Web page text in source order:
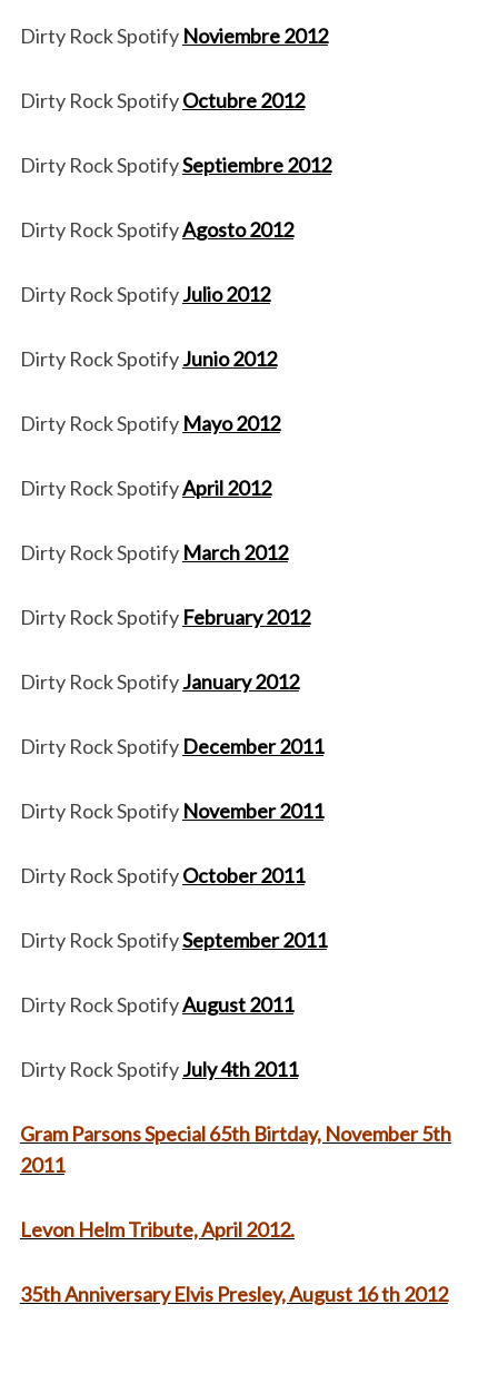
Dirty Rock Spotify Noviembre 2012
Dirty Rock SpotifyOctubre 2012
Dirty Rock SpotifySeptiembre 2012
Dirty Rock SpotifyAgosto 2012
Dirty Rock SpotifyJulio 2012
Dirty Rock SpotifyJunio 2012
Dirty Rock Spotify Mayo 2012
Dirty Rock SpotifyApril 2012
Dirty Rock Spotify March 2012
Dirty Rock Spotify February 2012
Dirty Rock SpotifyJanuary 2012
Dirty Rock Spotify December 2011
Dirty Rock Spotify November 2011
Dirty Rock SpotifyOctober 2011
Dirty Rock SpotifySeptember 2011
Dirty Rock SpotifyAugust 2011
Dirty Rock SpotifyJuly 4th 2011
Gram Parsons Special 65th Birtday, November 5th
2011
Levon Helm Tribute, April 2012.
35th Anniversary Elvis Presley, August 16 th 2012